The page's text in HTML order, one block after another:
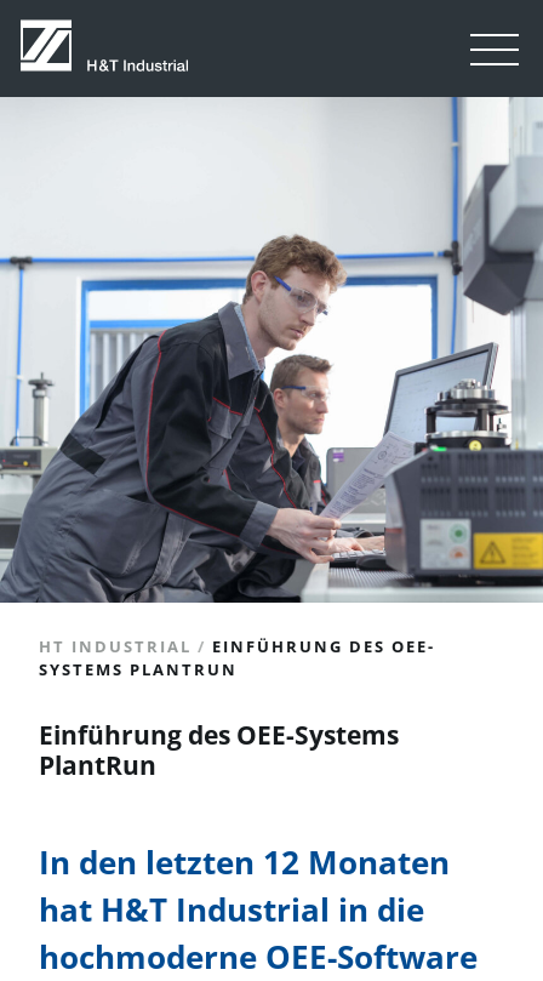
HT INDUSTRIAL / EINFÜHRUNG DES OEE-
SYSTEMS PLANTRUN
Einführung des OEE-Systems
PlantRun
In den letzten 12 Monaten
hat H&T Industrial in die
hochmoderne OEE-Software